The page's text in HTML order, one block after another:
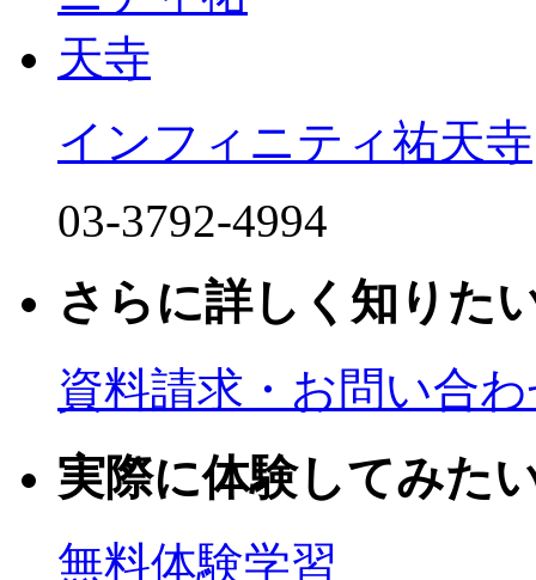
インフィニティ祐天寺
03-3792-4994
さらに詳しく知りた
資料請求・お問い合
実際に体験してみた
無料体験学習